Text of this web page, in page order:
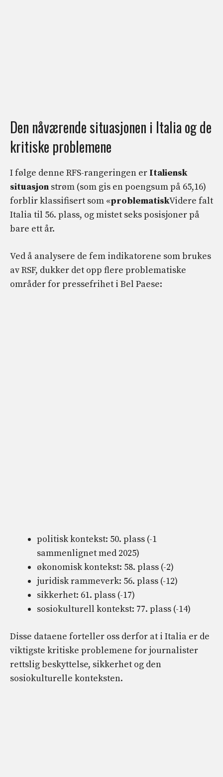
Den nåværende situasjonen i Italia og de
kritiske problemene
I følge denne RFS-rangeringen er Italiensk
situasjon strøm (som gis en poengsum på 65,16)
forblir klassifisert som «problematiskVidere falt
Italia til 56. plass, og mistet seks posisjoner på
bare ett år.
Ved å analysere de fem indikatorene som brukes
av RSF, dukker det opp flere problematiske
områder for pressefrihet i Bel Paese:
politisk kontekst: 50. plass (-1
sammenlignet med 2025)
økonomisk kontekst: 58. plass (-2)
juridisk rammeverk: 56. plass (-12)
sikkerhet: 61. plass (-17)
sosiokulturell kontekst: 77. plass (-14)
Disse dataene forteller oss derfor at i Italia er de
viktigste kritiske problemene for journalister
rettslig beskyttelse, sikkerhet og den
sosiokulturelle konteksten.